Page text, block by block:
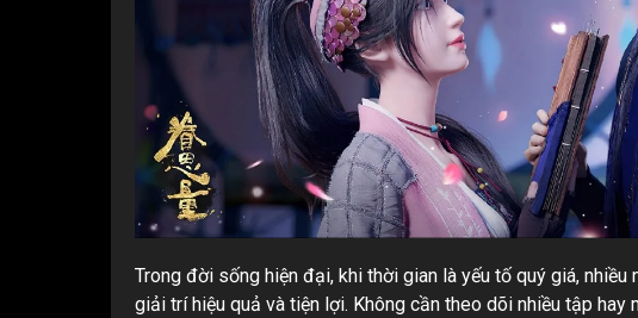
Trong đời sống hiện đại, khi thời gian là yếu tố quý giá, nhiều
giải trí hiệu quả và tiện lợi. Không cần theo dõi nhiều tập hay